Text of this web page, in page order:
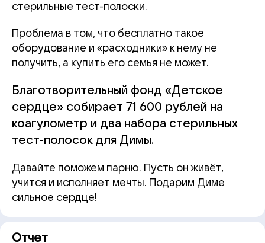
стерильные тест-полоски.
Проблема в том, что бесплатно такое
оборудование и «расходники» к нему не
получить, а купить его семья не может.
Благотворительный фонд «Детское
сердце» собирает 71 600 рублей на
коагулометр и два набора стерильных
тест-полосок для Димы.
Давайте поможем парню. Пусть он живёт,
учится и исполняет мечты. Подарим Диме
сильное сердце!
Отчет